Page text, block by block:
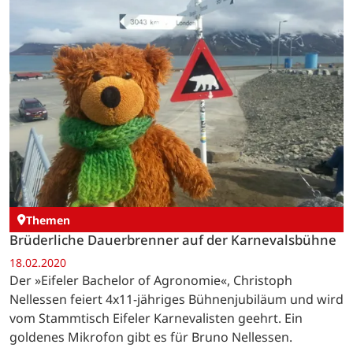
Themen
Brüderliche Dauerbrenner auf der Karnevalsbühne
18.02.2020
Der »Eifeler Bachelor of Agronomie«, Christoph
Nellessen feiert 4x11-jähriges Bühnenjubiläum und wird
vom Stammtisch Eifeler Karnevalisten geehrt. Ein
goldenes Mikrofon gibt es für Bruno Nellessen.